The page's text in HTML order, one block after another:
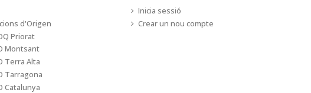
d'Origen
Priorat
Montsant
Terra Alta
Tarragona
Catalunya
Inicia sessió
Crear un nou compte